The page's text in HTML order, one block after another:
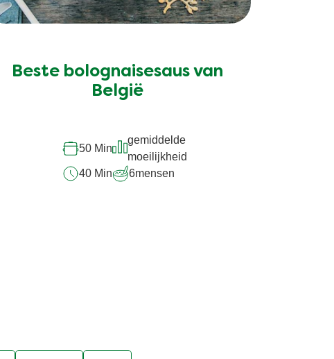
Beste bolognaisesaus van
België
50 Min
gemiddelde
moeilijkheid
40 Min
6mensen